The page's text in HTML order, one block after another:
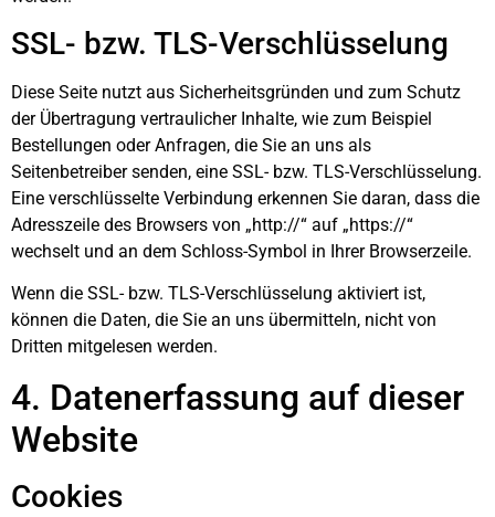
SSL- bzw. TLS-Verschlüsselung
Diese Seite nutzt aus Sicherheitsgründen und zum Schutz
der Übertragung vertraulicher Inhalte, wie zum Beispiel
Bestellungen oder Anfragen, die Sie an uns als
Seitenbetreiber senden, eine SSL- bzw. TLS-Verschlüsselung.
Eine verschlüsselte Verbindung erkennen Sie daran, dass die
Adresszeile des Browsers von „http://“ auf „https://“
wechselt und an dem Schloss-Symbol in Ihrer Browserzeile.
Wenn die SSL- bzw. TLS-Verschlüsselung aktiviert ist,
können die Daten, die Sie an uns übermitteln, nicht von
Dritten mitgelesen werden.
4. Datenerfassung auf dieser
Website
Cookies